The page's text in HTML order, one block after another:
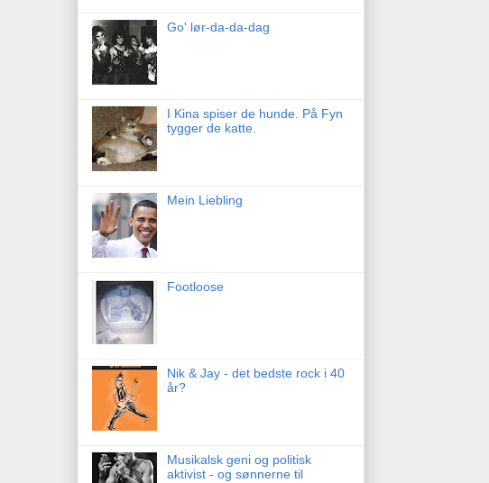
Go' lør-da-da-dag
I Kina spiser de hunde. På Fyn
tygger de katte.
Mein Liebling
Footloose
Nik & Jay - det bedste rock i 40
år?
Musikalsk geni og politisk
aktivist - og sønnerne til